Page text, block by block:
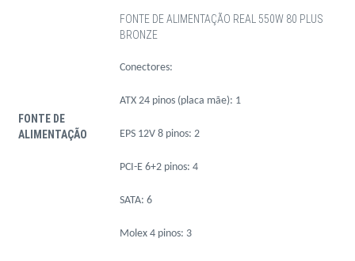
FONTE DE
ALIMENTAÇÃO
FONTE DE ALIMENTAÇÃO REAL 550W 80 PLUS
BRONZE
Conectores:
ATX 24 pinos (placa mãe): 1
EPS 12V 8 pinos: 2
PCI-E 6+2 pinos: 4
SATA: 6
Molex 4 pinos: 3